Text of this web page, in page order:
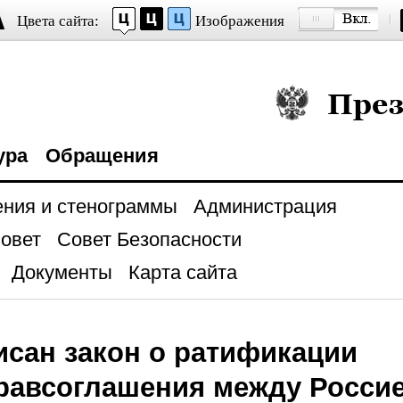
Цвета сайта: Изображения
Президент
Обращения
и стенограммы
Администрация
Совет Безопасности
Документы Карта сайта
закон о ратификации
между